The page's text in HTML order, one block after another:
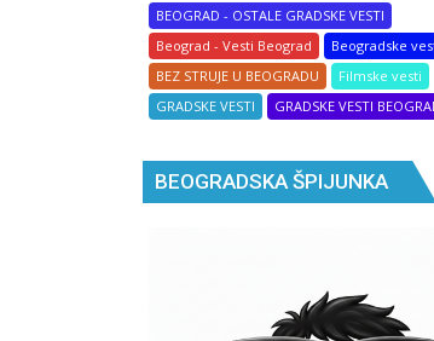
BEOGRAD - OSTALE GRADSKE VESTI
Beograd - Vesti Beograd
Beogradske
BEZ STRUJE U BEOGRADU
Filmske vesti
GRADSKE VESTI
GRADSKE VESTI
BEOGRADSKA ŠPIJUNKA